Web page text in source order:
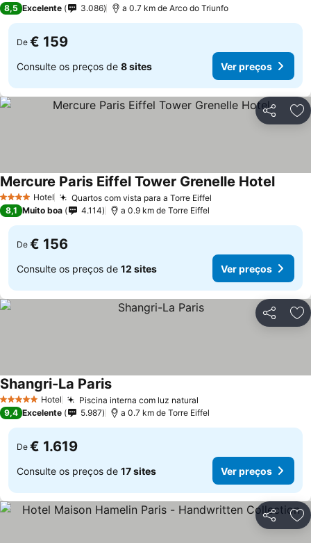
8,5 Excelente 3.086 a 0.7 km de Arco do Triunfo
De € 159
Consulte os preços de 8 sites Ver preços
Partilhar
4 EstrelasHotel Quartos com vista para a Torre Eiffel
Mercure Paris Eiffel Tower Grenelle Hotel
8,1 Muito boa 4.114 a 0.9 km de Torre Eiffel
De € 156
Consulte os preços de 12 sites Ver preços
Partilhar
5 Estrelas Hotel Piscina interna com luz natural
Shangri-La Paris
9,4 Excelente 5.987 a 0.7 km de Torre Eiffel
De € 1.619
Consulte os preços de 17 sites Ver preços
Partilhar